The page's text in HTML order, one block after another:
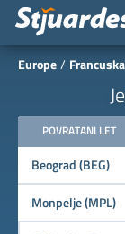
Europe Francuska
POVRATANI LET